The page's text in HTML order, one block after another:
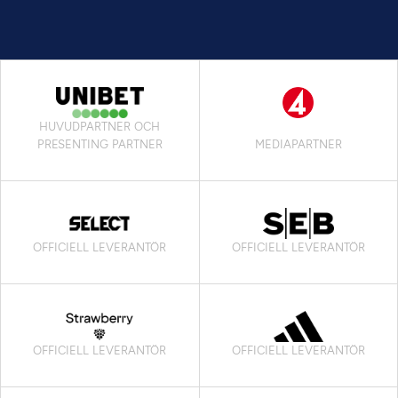
HUVUDPARTNER OCH
PRESENTING PARTNER
MEDIAPARTNER
OFFICIELL LEVERANTÖR OFFICIELL LEVERANTÖR
OFFICIELL LEVERANTÖR OFFICIELL LEVERANTÖR